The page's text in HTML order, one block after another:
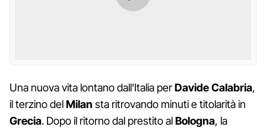
Una nuova vita lontano dall'Italia perDavide Calabria,
il terzino delMilan sta ritrovando minuti e titolarità in
Grecia. Dopo il ritorno dal prestito alBologna, la